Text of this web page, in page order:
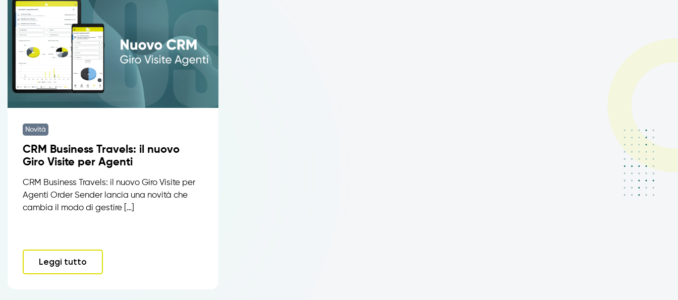
Novità
CRM Business Travels: il nuovo
Giro Visite per Agenti
CRM Business Travels: il nuovo Giro Visite per
Agenti Order Sender lancia una novità che
cambia il modo di gestire […]
Leggi tutto